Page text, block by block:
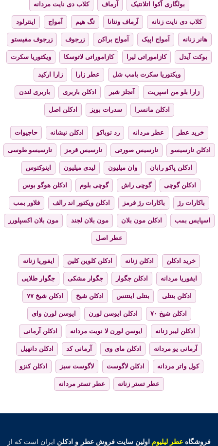
بولگاری آکوا اتلانتیک آرماف کلاب دی نایت مردانه
کلاب دی نایت زنانه آرماف ونتانا تگ هیم آمواج اینترلود
هانر زنانه آمواج اپیک آمواج براکن زرجوف زرجوف مفیستو
بوکت آیدل کازاموراتی لیرا کازاموراتی لاتوسکا ویکتوریا سکرت
ویکتوریا سکرت بامب شل عطر زارا زارا ارکید
زارا بلو من اسپریت آنجلز شیر ادکلن باربری باربری لندن
ادکلن مانسرا سدرات بویز ادکلن اصل
خرید عطر عطر مردانه رد توباکو ادکلن نیشانه حاجیوات
ادکلن نارسیسو نارسیس صورتی نارسیس قرمز نارسیسو طوسی
ادکلن پاکو رابان وان میلیون لیدی میلیون اینوکتوس
ادکلن گوچی گوچی راش گوچی بلوم ادکلن هوگو بوس
باکارات رژ باکارات رژ قرمز ادکلن ویکتور اند رالف فلاور بمب
اسپایس بمب ادکلن مون بلان مون بلان لجند مون بلان اکسپلورر
عطر اصل
خرید ادکلن ادکلن زنانه ادکلن کلوین کلین ایفوریا زنانه
ایفوریا مردانه ادکلن جگوار جگوار مشکی جگوار طلایی
ادکلن بنتلی بنتلی اینتنس ادکلن شیخ ادکلن شیخ ۷۷
ادکلن شیخ ۷۰ ادکلن ایوسن لورن ایوسن لورن وای
ادکلن لیبر زنانه ایوسن لورن لا نویت مردانه ادکلن آرمانی
آرمانی یو مردانه ادکلن مای وی آرمانی کد ادکلن دانهیل
کول واتر مردانه ادکلن لاگوست لاگوست سبز ادکلن کنزو
عطر تستر زنانه عطر تستر مردانه
فروشگاهعطر لیلیوم اولین سایت فروش عطر و ادکلن ایران است که از